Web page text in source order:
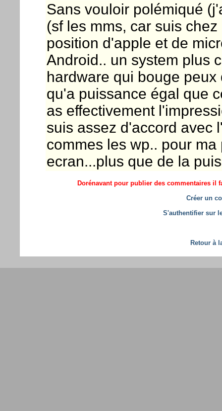
Sans vouloir polémiqué
(sf les mms, car suis
position d'apple et de
Android.. un system plus
hardware qui bouge
qu'a puissance égal que
as effectivement
suis assez d'accord avec
commes les wp.. pour
ecran...plus que de la
Dorénavant pour publier des commentaires il
Créer un
S'authentifier sur
Retour à